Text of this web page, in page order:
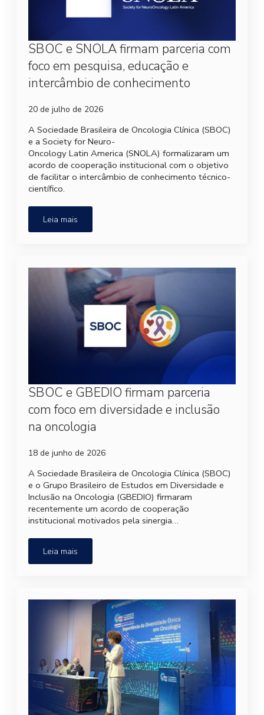
SBOC e SNOLA firmam parceria com
foco em pesquisa, educação e
intercâmbio de conhecimento
20 de julho de 2026
A Sociedade Brasileira de Oncologia Clínica (SBOC)
e a Society for Neuro-
Oncology Latin America (SNOLA) formalizaram um
acordo de cooperação institucional com o objetivo
de facilitar o intercâmbio de conhecimento técnico-
científico.
Leia mais
SBOC e GBEDIO firmam parceria
com foco em diversidade e inclusão
na oncologia
18 de junho de 2026
A Sociedade Brasileira de Oncologia Clínica (SBOC)
e o Grupo Brasileiro de Estudos em Diversidade e
Inclusão na Oncologia (GBEDIO) firmaram
recentemente um acordo de cooperação
institucional motivados pela sinergia…
Leia mais